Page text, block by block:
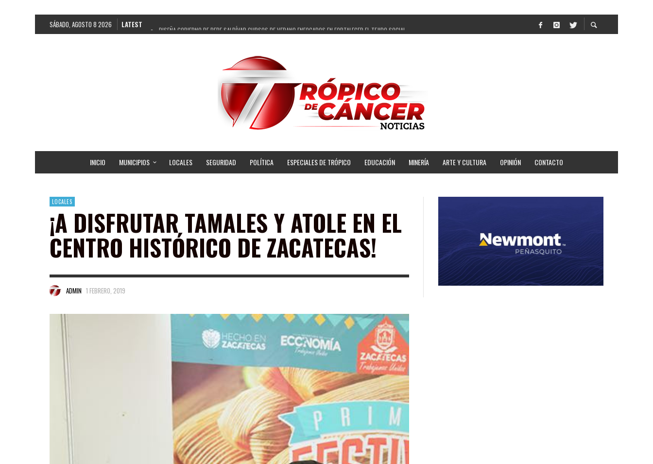
SÁBADO, AGOSTO 8 2026 LATEST
DISEÑA GOBIERNO DE PEPE SALDÍVAR CURSOS DE VERANO ENFOCADOS EN FORTALECER EL TEJIDO SOCIAL
FORTALECE GOBIERNO DE PEPE SALDÍVAR LA EDUCACIÓN EN LA ZACATECANA CON COMODATO DE CENTRO DE BIENESTAR
GOBIERNO DE PEPE SALDÍVAR Y GRUPO FEMSA GENERAN MÁS DE 3 MIL EMPLEOS EN GUADALUPE
CUARTA FERIA EXPO AGROPECUARIA TRAJO BENEFICIO DIRECTO A GUADALUPE: PEPE SALDÍVAR
RECONOCE PEPE SALDÍVAR A ARTISTA ZACATECANA VICTORIA HERNÁNDEZ
SON MUJERES GUADALUPENSES PRINCIPALES BENEFICIADAS DEL PROGRAMA VIVIENDAS PARA EL BIENESTAR
INICIO MUNICIPIOS LOCALES SEGURIDAD POLÍTICA ESPECIALES DE TRÓPICO EDUCACIÓN MINERÍA ARTE Y CULTURA OPINIÓN CONTACTO
LOCALES
¡A DISFRUTAR TAMALES Y ATOLE EN EL
CENTRO HISTÓRICO DE ZACATECAS!
ADMIN 1 FEBRERO, 2019